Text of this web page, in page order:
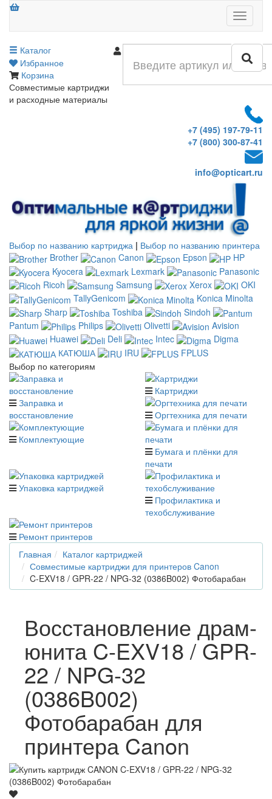
Меню
Каталог
Избранное
Корзина
Совместимые картриджи
и расходные материалы
+7 (495) 197-79-11
+7 (800) 300-87-41
info@opticart.ru
Выбор по названию картриджа | Выбор по названию принтера
Brother
Canon Epson
HP
Kyocera
Lexmark
Panasonic
Ricoh
Samsung Xerox
OKI
TallyGenicom
Konica Minolta
Sharp
Toshiba
Sindoh
Pantum
Philips Olivetti
Avision
Huawei
Deli Intec
Digma
КАТЮША
IRU
FPLUS
Выбор по категориям
Заправка и
восстановление
Картриджи
Оргтехника для печати
Комплектующие
Бумага и плёнки для
печати
Упаковка картриджей
Профилактика и
техобслуживание
Ремонт принтеров
Главная
Каталог картриджей
Совместимые картриджи для принтеров Canon
C-EXV18 / GPR-22 / NPG-32 (0386B002) Фотобарабан
Восстановление драм-
юнита C-EXV18 / GPR-
22 / NPG-32
(0386B002)
Фотобарабан для
принтера Canon